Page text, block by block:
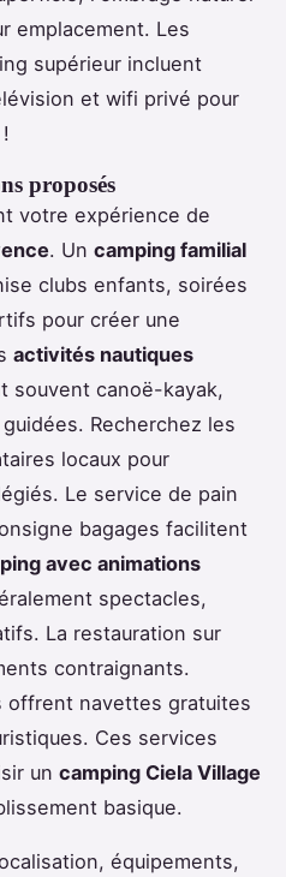
emplacement. Les
supérieur incluent
et wifi privé pour
proposés
votre expérience de
. Un camping familial
clubs enfants, soirées
pour créer une
activités nautiques
souvent canoë-kayak,
Recherchez les
locaux pour
Le service de pain
bagages facilitent
avec animations
spectacles,
La restauration sur
contraignants.
offrent navettes gratuites
Ces services
un camping Ciela Village
basique.
équipements,